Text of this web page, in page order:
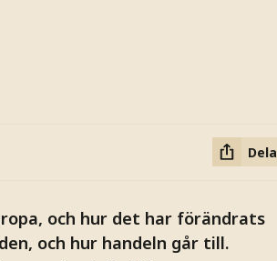
Dela
och hur det har förändrats
och hur handeln går till.